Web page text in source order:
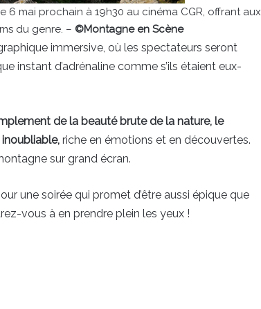
6 mai prochain à 19h30 au cinéma CGR, offrant aux
du genre. – ©Montagne en Scène
immersive, où les spectateurs seront
instant d’adrénaline comme s’ils étaient eux-
de la beauté brute de la nature, le
riche en émotions et en découvertes.
sur grand écran.
une soirée qui promet d’être aussi épique que
vous à en prendre plein les yeux !